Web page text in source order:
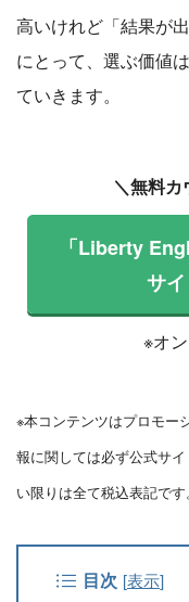
高いけれど「結果が
にとって、選ぶ価値
ていきます。
＼無料
「Liberty
サ
※オ
※本コンテンツはプロモー
報に関しては必ず公式サ
い限りは全て税込表記です。
目次 [表示]